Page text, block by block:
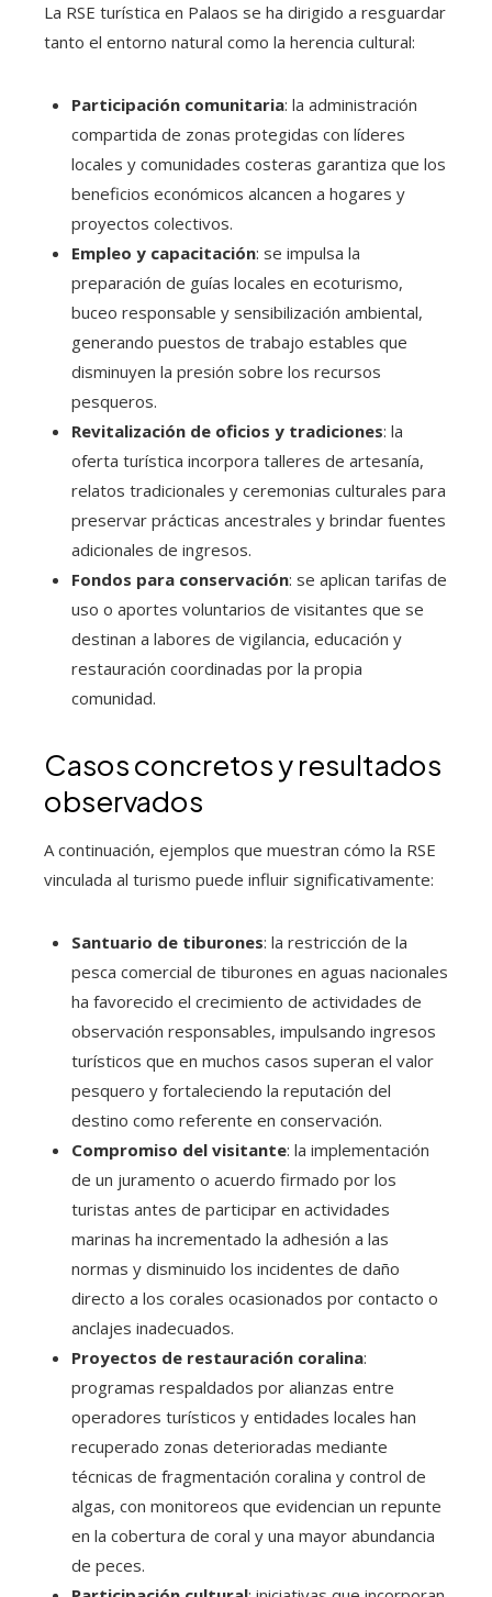
La RSE turística en Palaos se ha dirigido a resguardar
tanto el entorno natural como la herencia cultural:
Participación comunitaria: la administración
compartida de zonas protegidas con líderes
locales y comunidades costeras garantiza que los
beneficios económicos alcancen a hogares y
proyectos colectivos.
Empleo y capacitación: se impulsa la
preparación de guías locales en ecoturismo,
buceo responsable y sensibilización ambiental,
generando puestos de trabajo estables que
disminuyen la presión sobre los recursos
pesqueros.
Revitalización de oficios y tradiciones: la
oferta turística incorpora talleres de artesanía,
relatos tradicionales y ceremonias culturales para
preservar prácticas ancestrales y brindar fuentes
adicionales de ingresos.
Fondos para conservación: se aplican tarifas de
uso o aportes voluntarios de visitantes que se
destinan a labores de vigilancia, educación y
restauración coordinadas por la propia
comunidad.
Casos concretos y resultados
observados
A continuación, ejemplos que muestran cómo la RSE
vinculada al turismo puede influir significativamente:
Santuario de tiburones: la restricción de la
pesca comercial de tiburones en aguas nacionales
ha favorecido el crecimiento de actividades de
observación responsables, impulsando ingresos
turísticos que en muchos casos superan el valor
pesquero y fortaleciendo la reputación del
destino como referente en conservación.
Compromiso del visitante: la implementación
de un juramento o acuerdo firmado por los
turistas antes de participar en actividades
marinas ha incrementado la adhesión a las
normas y disminuido los incidentes de daño
directo a los corales ocasionados por contacto o
anclajes inadecuados.
Proyectos de restauración coralina:
programas respaldados por alianzas entre
operadores turísticos y entidades locales han
recuperado zonas deterioradas mediante
técnicas de fragmentación coralina y control de
algas, con monitoreos que evidencian un repunte
en la cobertura de coral y una mayor abundancia
de peces.